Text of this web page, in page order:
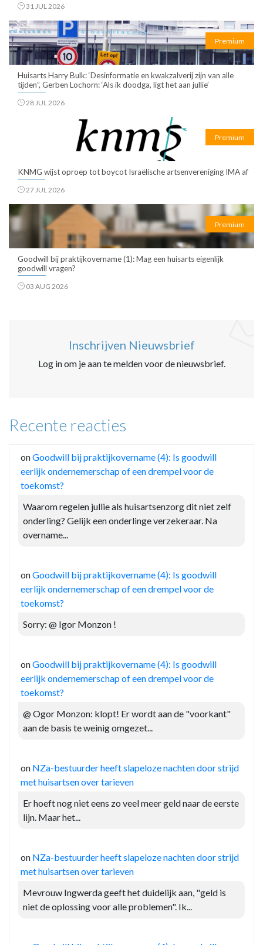
31 JUL 2026
Premium
Huisarts Harry Bulk: ‘Desinformatie en kwakzalverij zijn van alle
tijden”, Gerben Lochorn: ‘Als ik doodga, ligt het aan jullie’
28 JUL 2026
Premium
KNMG wijst oproep tot boycot Israëlische artsenvereniging IMA af
27 JUL 2026
Premium
Goodwill bij praktijkovername (1): Mag een huisarts eigenlijk
goodwill vragen?
03 AUG 2026
Inschrijven Nieuwsbrief
Log in om je aan te melden voor de nieuwsbrief.
Recente reacties
onGoodwill bij praktijkovername (4): Is goodwill
eerlijk ondernemerschap of een drempel voor de
toekomst?
Waarom regelen jullie als huisartsenzorg dit niet zelf
onderling? Gelijk een onderlinge verzekeraar. Na
overname...
onGoodwill bij praktijkovername (4): Is goodwill
eerlijk ondernemerschap of een drempel voor de
toekomst?
Sorry: @ Igor Monzon !
onGoodwill bij praktijkovername (4): Is goodwill
eerlijk ondernemerschap of een drempel voor de
toekomst?
@ Ogor Monzon: klopt! Er wordt aan de "voorkant"
aan de basis te weinig omgezet...
on NZa-bestuurder heeft slapeloze nachten door strijd
met huisartsen over tarieven
Er hoeft nog niet eens zo veel meer geld naar de eerste
lijn. Maar het...
on NZa-bestuurder heeft slapeloze nachten door strijd
met huisartsen over tarieven
Mevrouw Ingwerda geeft het duidelijk aan, "geld is
niet de oplossing voor alle problemen". Ik...